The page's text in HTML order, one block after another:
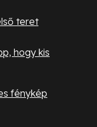
teret
hogy kis
fénykép